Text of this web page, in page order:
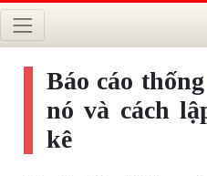
Báo cáo
nó và cách
kê